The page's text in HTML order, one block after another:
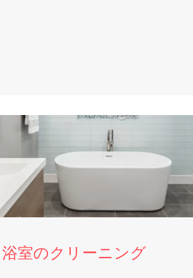
浴室のクリーニング